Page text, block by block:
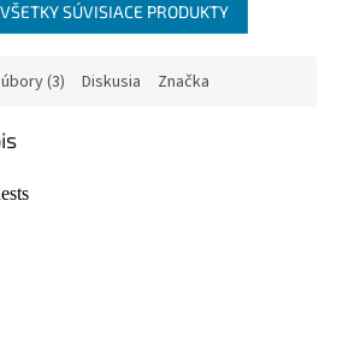
SÚVISIACE PRODUKTY
(3) Diskusia Značka